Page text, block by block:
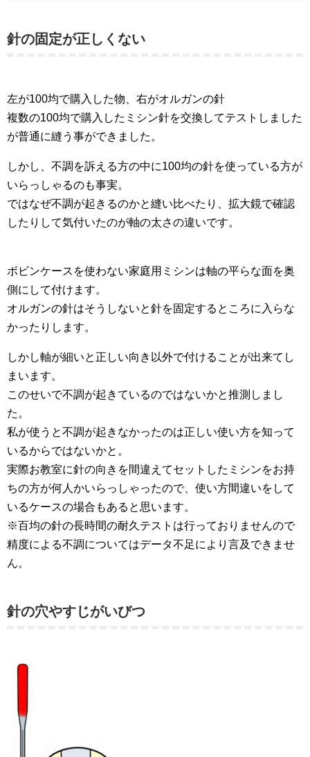
針の固定が正しくない
左が100均で購入した物、右がオルガンの針
複数の100均で購入したミシン針を交換してテストしました
が普通に縫う事ができました。
しかし、不調を訴える方の中に100均の針を使っている方が
いらっしゃるのも事実。
ではなぜ不調が起きるのかと縫い比べたり、拡大鏡で確認
したりして気付いたのが軸の太さの違いです。
ボビンケースを使わない家庭用ミシンは軸の平らな面を奥
側にして付けます。
オルガンの針はそうしないと針を固定するところに入らな
かったりします。
しかし軸が細いと正しい向き以外で付けることが出来てし
まいます。
このせいで不調が起きているのではないかと推測しまし
た。
私が使うと不調が起きなかったのは正しい使い方を知って
いるからではないかと。
実際お教室に針の向きを間違えてセットしたミシンをお持
ちの方が何人かいらっしゃったので、使い方間違いをして
いるケースの場合もあると思います。
※百均の針の長時間の耐久テストは行っておりませんので
精度による不調についてはデータ不足により言及できませ
ん。
針の穴やすじがいびつ